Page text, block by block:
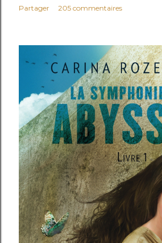
Partager 205 commentaires